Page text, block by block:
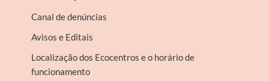
Canal de denúncias
Avisos e Editais
Localização dos Ecocentros e o horário de
funcionamento